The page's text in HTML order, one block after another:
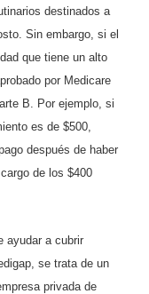
destinados a
Sin embargo, si el
que tiene un alto
por Medicare
B. Por ejemplo, si
es de $500,
después de haber
de los $400
ayudar a cubrir
se trata de un
privada de